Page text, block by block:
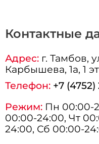
Контактные
Адрес: г.Тамбов,
Карбышева, 1а, 1
Телефон: +7 (4752)
Режим: Пн 00:00-
00:00-24:00, Чт
24:00, Сб 00:00-